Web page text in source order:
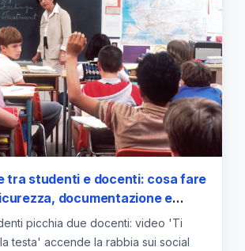
tra studenti e docenti: cosa fare
documentazione e
picchia due docenti: video 'Ti
testa' accende la rabbia sui social